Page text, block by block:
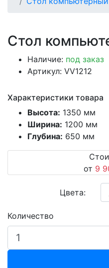
Стол
Наличие: под заказ
Артикул: VV1212
Характеристики товара
Высота: 1350 мм
Ширина: 1200 мм
Глубина: 650 мм
от 9
Цвета:
Количество